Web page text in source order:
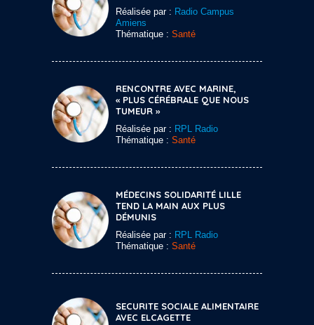
Réalisée par : Radio Campus
Amiens
Thématique : Santé
RENCONTRE AVEC MARINE,
« PLUS CÉRÉBRALE QUE NOUS
TUMEUR »
Réalisée par : RPL Radio
Thématique : Santé
MÉDECINS SOLIDARITÉ LILLE
TEND LA MAIN AUX PLUS
DÉMUNIS
Réalisée par : RPL Radio
Thématique : Santé
SECURITE SOCIALE ALIMENTAIRE
AVEC ELCAGETTE